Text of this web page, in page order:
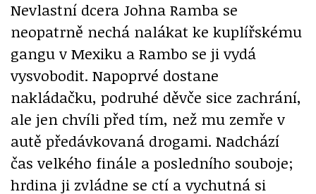
Nevlastní dcera Johna Ramba se
neopatrně nechá nalákat ke kuplířskému
gangu v Mexiku a Rambo se ji vydá
vysvobodit. Napoprvé dostane
nakládačku, podruhé děvče sice zachrání,
ale jen chvíli před tím, než mu zemře v
autě předávkovaná drogami. Nadchází
čas velkého finále a posledního souboje;
hrdina ji zvládne se ctí a vychutná si